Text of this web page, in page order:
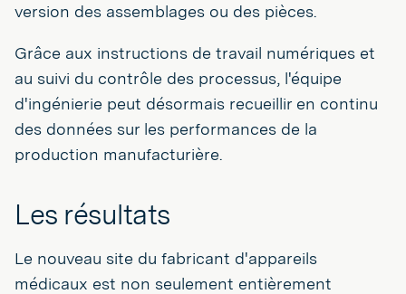
version des assemblages ou des pièces.
Grâce aux instructions de travail numériques et
au suivi du contrôle des processus, l'équipe
d'ingénierie peut désormais recueillir en continu
des données sur les performances de la
production manufacturière.
Les résultats
Le nouveau site du fabricant d'appareils
médicaux est non seulement entièrement